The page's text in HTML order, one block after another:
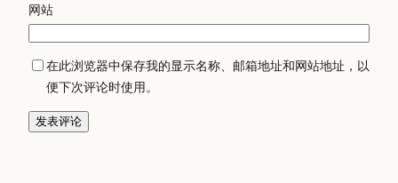
网站
在此浏览器中保存我的显示名称、邮箱地址和网站地址，以
便下次评论时使用。